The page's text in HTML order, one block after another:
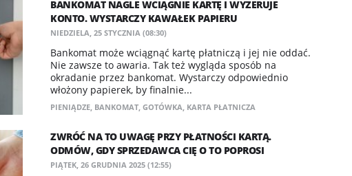
BANKOMAT NAGLE WCIĄGNIE KARTĘ I WYZERUJE
KONTO. WYSTARCZY KAWAŁEK PAPIERU
NIEDZIELA, 25 STYCZNIA (08:30)
Bankomat może wciągnąć kartę płatniczą i jej nie oddać.
Nie zawsze to awaria. Tak też wygląda sposób na
okradanie przez bankomat. Wystarczy odpowiednio
włożony papierek, by finalnie...
PIENIĄDZE, BANKOMAT, GOTÓWKA, KARTA PŁATNICZA
ZWRÓĆ NA TO UWAGĘ PRZY PŁATNOŚCI KARTĄ.
ODMÓW, GDY SPRZEDAWCA CIĘ O TO POPROSI
PIĄTEK, 26 GRUDNIA 2025 (12:55)